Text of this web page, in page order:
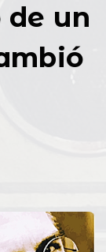
de un